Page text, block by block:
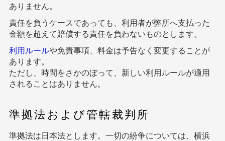
ありません。
責任を負うケースであっても、利用者が弊所へ支払った
金額を超えて賠償する責任を負わないものとします。
利用ルールや免責事項、料金は予告なく変更することが
あります。
ただし、時間をさかのぼって、新しい利用ルールが適用
されることはありません。
準拠法および管轄裁判所
準拠法は日本法とします。一切の紛争については、横浜